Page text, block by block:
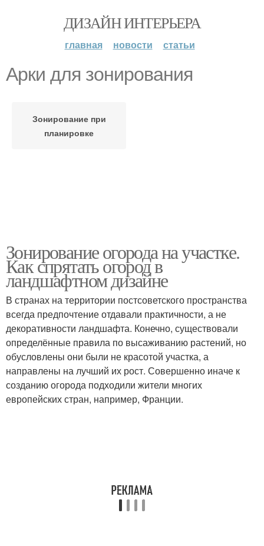
ДИЗАЙН ИНТЕРЬЕРА
главная новости статьи
Арки для зонирования
Зонирование при
планировке
Зонирование огорода на участке.
Как спрятать огород в
ландшафтном дизайне
В странах на территории постсоветского пространства
всегда предпочтение отдавали практичности, а не
декоративности ландшафта. Конечно, существовали
определённые правила по высаживанию растений, но
обусловлены они были не красотой участка, а
направлены на лучший их рост. Совершенно иначе к
созданию огорода подходили жители многих
европейских стран, например, Франции.